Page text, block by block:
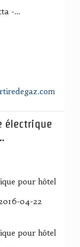
-...
électrique
pour hôtel
04-22
pour hôtel